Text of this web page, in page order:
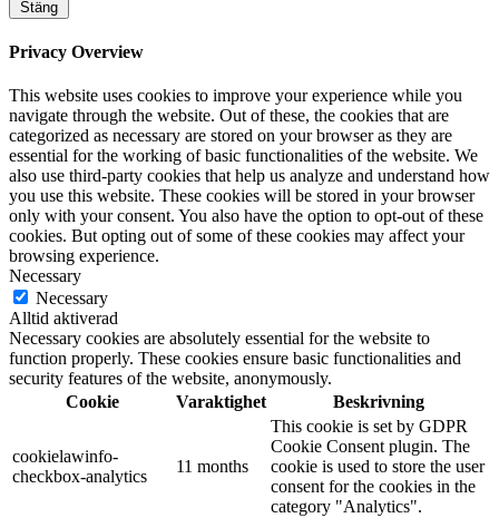
Stäng
Privacy Overview
This website uses cookies to improve your experience while you
navigate through the website. Out of these, the cookies that are
categorized as necessary are stored on your browser as they are
essential for the working of basic functionalities of the website. We
also use third-party cookies that help us analyze and understand how
you use this website. These cookies will be stored in your browser
only with your consent. You also have the option to opt-out of these
cookies. But opting out of some of these cookies may affect your
browsing experience.
Necessary
Necessary
Alltid aktiverad
Necessary cookies are absolutely essential for the website to
function properly. These cookies ensure basic functionalities and
security features of the website, anonymously.
Cookie
Varaktighet Beskrivning
cookielawinfo-
checkbox-analytics
11 months
This cookie is set by GDPR
Cookie Consent plugin. The
cookie is used to store the user
consent for the cookies in the
category "Analytics".